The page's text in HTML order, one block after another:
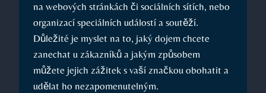
na webových stránkách či sociálních sítích, nebo
organizací speciálních událostí a soutěží.
Důležité je myslet ⁣na to, jaký dojem chcete
zanechat u zákazníků a jakým způsobem
můžete jejich zážitek s vaší značkou obohatit⁤ a
⁤udělat​ ho nezapomenutelným.